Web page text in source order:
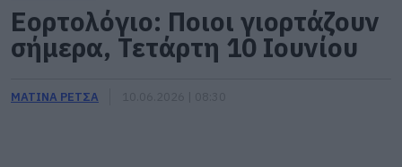
Εορτολόγιο: Ποιοι γιορτάζουν
σήμερα, Τετάρτη 10 Ιουνίου
ΜΑΤΙΝΑ ΡΕΤΣΑ